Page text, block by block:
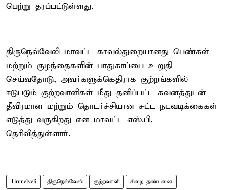
பெற்று தரப்பட்டுள்ளது.
திருநெல்வேலி மாவட்ட காவல்துறையானது பெண்கள்
மற்றும் குழந்தைகளின் பாதுகாப்பை உறுதி
செய்வதோடு, அவர்களுக்கெதிராக குற்றங்களில்
ஈடுபடும் குற்றவாளிகள் மீது தனிப்பட்ட கவனத்துடன்
தீவிரமான மற்றும் தொடர்ச்சியான சட்ட நடவடிக்கைகள்
எடுத்து வருகிறது என மாவட்ட எஸ்.பி.
தெரிவித்துள்ளார்.
Tirunelveli திருநெல்வேலி குற்றவாளி சிறை தண்டனை